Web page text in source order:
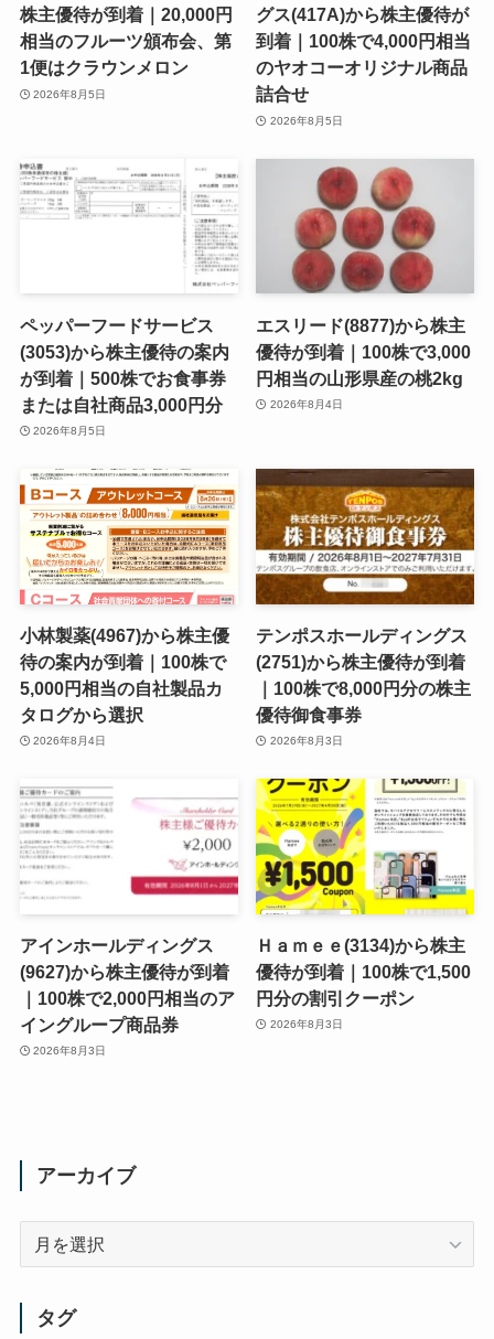
株主優待が到着｜20,000円
相当のフルーツ頒布会、第
1便はクラウンメロン
2026年8月5日
グス(417A)から株主優待が
到着｜100株で4,000円相当
のヤオコーオリジナル商品
詰合せ
2026年8月5日
ペッパーフードサービス
(3053)から株主優待の案内
が到着｜500株でお食事券
または自社商品3,000円分
2026年8月5日
エスリード(8877)から株主
優待が到着｜100株で3,000
円相当の山形県産の桃2kg
2026年8月4日
小林製薬(4967)から株主優
待の案内が到着｜100株で
5,000円相当の自社製品カ
タログから選択
2026年8月4日
テンポスホールディングス
(2751)から株主優待が到着
｜100株で8,000円分の株主
優待御食事券
2026年8月3日
アインホールディングス
(9627)から株主優待が到着
｜100株で2,000円相当のア
イングループ商品券
2026年8月3日
Ｈａｍｅｅ(3134)から株主
優待が到着｜100株で1,500
円分の割引クーポン
2026年8月3日
アーカイブ
タグ